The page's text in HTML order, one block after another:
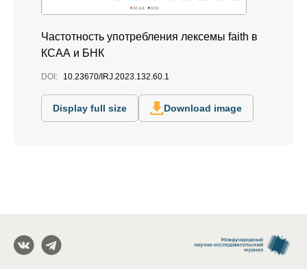
Частотность употребления лексемы faith в
КСАА и БНК
DOI: 10.23670/IRJ.2023.132.60.1
Display full size Download image